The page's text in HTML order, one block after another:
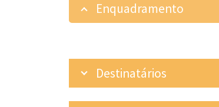
Enquadramento
Destinatários